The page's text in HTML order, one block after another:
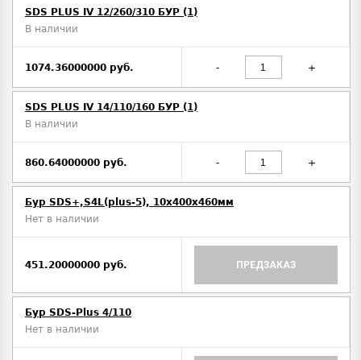
SDS PLUS IV 12/260/310 БУР (1)
В наличии
1074.36000000 руб. - +
SDS PLUS IV 14/110/160 БУР (1)
В наличии
860.64000000 руб. - +
Бур SDS+,S4L(plus-5), 10х400x460мм
Нет в наличии
451.20000000 руб. ПРЕДЗАКАЗ
Бур SDS-Plus 4/110
Нет в наличии